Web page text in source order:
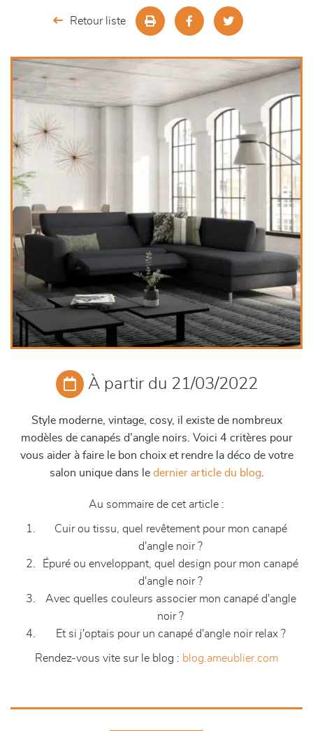
chambres et dressing
literie
Retour liste
À partir du 21/03/2022
Style moderne, vintage, cosy, il existe de nombreux
modèles de canapés d’angle noirs. Voici 4 critères pour
vous aider à faire le bon choix et rendre la déco de votre
salon unique dans le dernier article du blog.
Au sommaire de cet article :
Cuir ou tissu, quel revêtement pour mon canapé
d'angle noir ?
Épuré ou enveloppant, quel design pour mon canapé
d'angle noir ?
Avec quelles couleurs associer mon canapé d'angle
noir ?
Et si j'optais pour un canapé d'angle noir relax ?
Rendez-vous vite sur le blog : blog.ameublier.com